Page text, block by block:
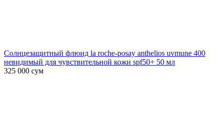
Солнцезащитный флюид la roche-posay anthelios uvmune 400
невидимый для чувствительной кожи spf50+ 50 мл
325 000 сум